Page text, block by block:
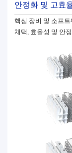
안정화 및 고효
핵심 장비 및 소프
채택, 효율성 및 안